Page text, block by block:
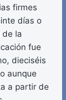
firmes
días o
de la
fue
dieciséis
aunque
a partir de